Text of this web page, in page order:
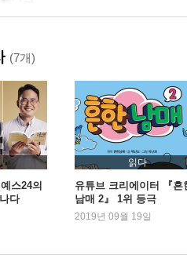
초대했지만 비극으로 끝나다
운 재미
구하다
행한 사건 그리고 고백
력
에 초대받다
키려다 슬픔에 빠지다
생님과 학생들이 발표회를 계획
(7개)
스24의
다
읽다
유튜브 크리에이터 『흔
남매 2』 1위 등극
2019년 09월 19일